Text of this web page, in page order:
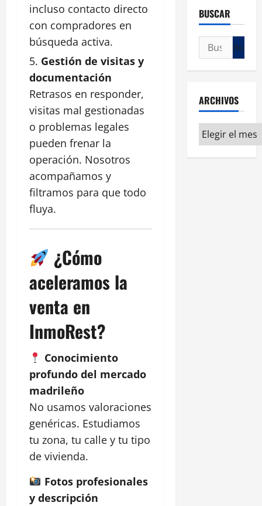
incluso contacto directo
con compradores en
búsqueda activa.
Gestión de visitas y
documentación
Retrasos en responder,
visitas mal gestionadas
o problemas legales
pueden frenar la
operación. Nosotros
acompañamos y
filtramos para que todo
fluya.
¿Cómo
aceleramos la
venta en
InmoRest?
Conocimiento
profundo del mercado
madrileño
No usamos valoraciones
genéricas. Estudiamos
tu zona, tu calle y tu tipo
de vivienda.
Fotos profesionales
y descripción
BUSCAR
ARCHIVOS